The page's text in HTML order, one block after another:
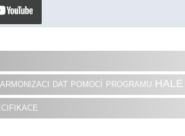
dat pomocí programu